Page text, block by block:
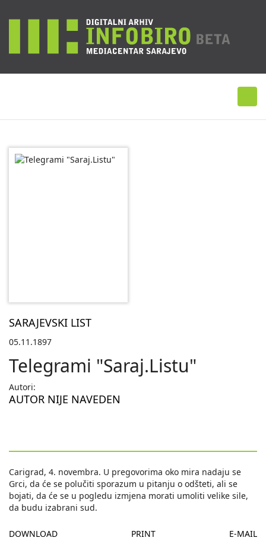
SARAJEVSKI LIST
05.11.1897
Telegrami "Saraj.Listu"
Autori:
AUTOR NIJE NAVEDEN
Carigrad, 4. novembra. U pregovorima oko mira nadaju se
Grci, da će se polučiti sporazum u pitanju o odšteti, ali se
bojati, da će se u pogledu izmjena morati umoliti velike sile,
da budu izabrani sud.
DOWNLOAD PRINT E-MAIL